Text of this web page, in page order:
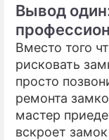
Вывод
Вместо того
рисковать
просто
ремонта
мастер
вскроет